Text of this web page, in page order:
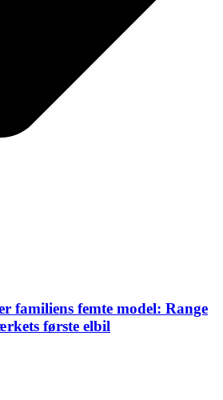
familiens femte model: Range
første elbil